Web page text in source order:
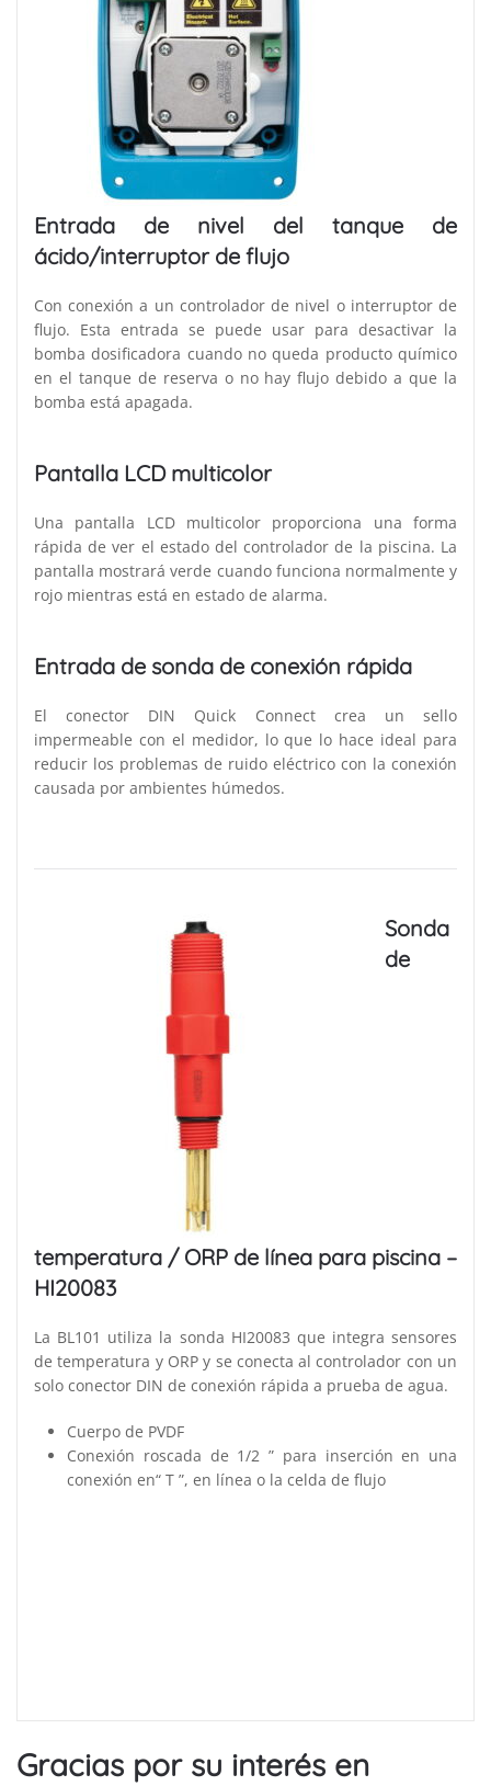
Entrada de nivel del tanque de
ácido/interruptor de flujo
Con conexión a un controlador de nivel o interruptor de
flujo. Esta entrada se puede usar para desactivar la
bomba dosificadora cuando no queda producto químico
en el tanque de reserva o no hay flujo debido a que la
bomba está apagada.
Pantalla LCD multicolor
Una pantalla LCD multicolor proporciona una forma
rápida de ver el estado del controlador de la piscina. La
pantalla mostrará verde cuando funciona normalmente y
rojo mientras está en estado de alarma.
Entrada de sonda de conexión rápida
El conector DIN Quick Connect crea un sello
impermeable con el medidor, lo que lo hace ideal para
reducir los problemas de ruido eléctrico con la conexión
causada por ambientes húmedos.
Sonda
de
temperatura / ORP de línea para piscina –
HI20083
La BL101 utiliza la sonda HI20083 que integra sensores
de temperatura y ORP y se conecta al controlador con un
solo conector DIN de conexión rápida a prueba de agua.
Cuerpo de PVDF
Conexión roscada de 1/2 ” para inserción en una
conexión en“ T ”, en línea o la celda de flujo
Gracias por su interés en